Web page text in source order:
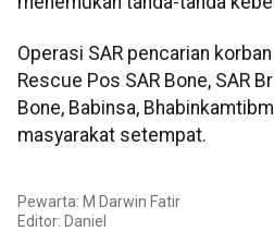
Operasi SAR pencarian
Rescue Pos SAR Bone, SAR
Bone, Babinsa,
masyarakat setempat.
Pewarta: M Darwin Fatir
Editor: Daniel